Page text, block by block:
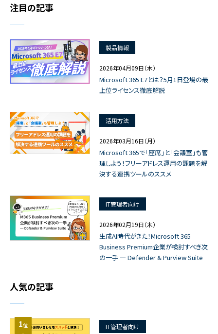
注目の記事
製品情報
2026年04月09日（木）
Microsoft 365 E7とは？5月1日登場の最
上位ライセンス徹底解説
活用方法
2026年03月16日（月）
Microsoft 365で「座席」と「会議室」も管
理しよう！フリーアドレス運用の課題を解
決する連携ツールのススメ
IT管理者向け
2026年02月19日（木）
生成AI時代がきた！Microsoft 365
Business Premium企業が検討すべき次
の一手 ― Defender & Purview Suite
人気の記事
1位 IT管理者向け